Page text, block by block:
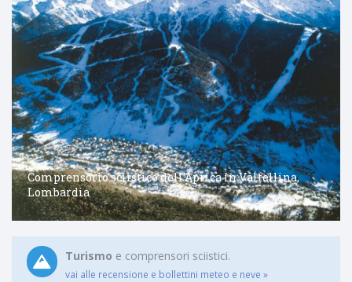
Comprensorio sciistico dell'Aprica in Valtellina,
Lombardia
Turismo e comprensori sciistici.
vai alle recensione e bollettini meteo e neve »